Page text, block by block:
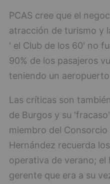
PCAS cree que el
atracción de turismo y
' el Club de los 60' no
90% de los pasajeros
teniendo un
Las críticas son
de Burgos y su
miembro del
Hernández recuerda
operativa de verano; el
gerente que era a su